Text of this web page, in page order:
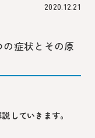
2020.12.21
症状とその原
していきます。